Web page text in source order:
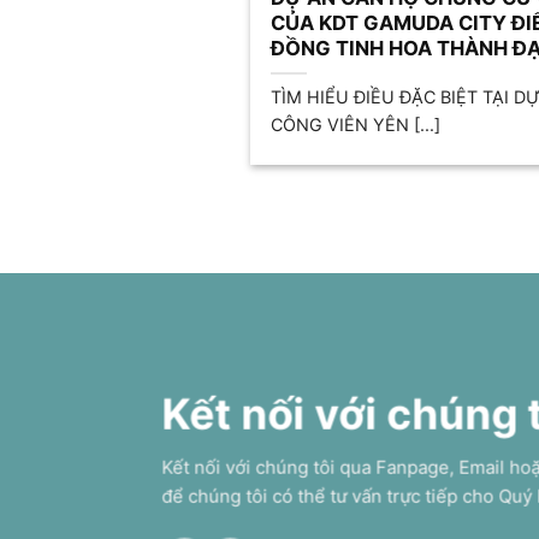
CỦA KDT GAMUDA CITY
ĐỒNG TINH HOA THÀNH
TÌM HIỂU ĐIỀU ĐẶC BIỆT TẠI
CÔNG VIÊN YÊN [...]
Kết nối với chúng
Kết nối với chúng tôi qua Fanpage, Email
để chúng tôi có thể tư vấn trực tiếp cho Quý